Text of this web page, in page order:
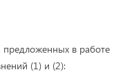
предложенных в работе
(1) и (2):